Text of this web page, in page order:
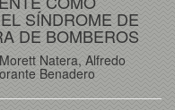
SÍNDROME DE
DE BOMBEROS
Natera, Alfredo
Benadero